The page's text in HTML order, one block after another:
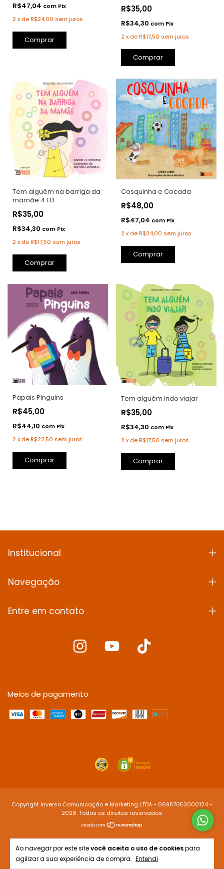
Ao navegar por este sitevocê aceita o uso de cookiespara
agilizar a sua experiência de compra. Entendi
R$47,04 com Pix
2x deR$24,00 sem juros
Comprar
R$35,00
R$34,30 com Pix
2 x deR$17,50 sem juros
Comprar
Tem alguém na barriga da
mamãe 4 ED
R$35,00
R$34,30 com Pix
2x deR$17,50 sem juros
Comprar
Cosquinha e Cocada
R$48,00
R$47,04 com Pix
2 x deR$24,00 sem juros
Comprar
Papais Pinguins
R$45,00
R$44,10 com Pix
2x deR$22,50 sem juros
Comprar
Tem alguém indo viajar
R$35,00
R$34,30 com Pix
2 x deR$17,50 sem juros
Comprar
Institucional
Navegação
Entre em contato
Meios de pagamento
Copyright Inverso Comunicação e Marketing LTDA - 06987053000124 -
2026. Todos os direitos reservados.